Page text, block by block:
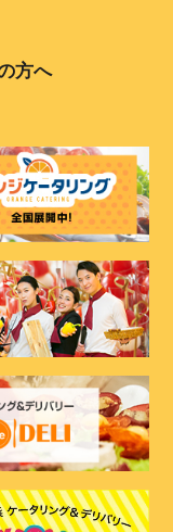
方へ